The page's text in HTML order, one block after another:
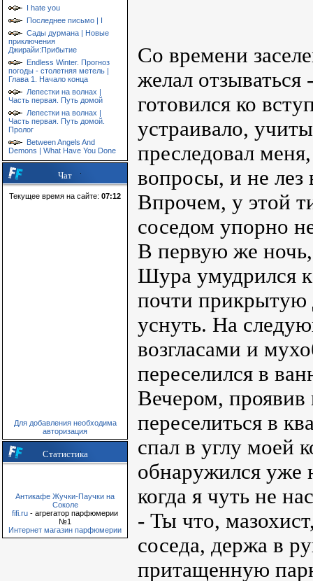
I hate you
Последнее письмо | I
Сады дурмана | Новые
приключения
Джирайи:Прибытие
Endless Winter. Прогноз
погоды - столетняя метель |
Глава 1. Начало конца
Лепестки на волнах |
Часть первая. Путь домой
Лепестки на волнах |
Часть первая. Путь домой.
Пролог
Between Angels And
Demons | What Have You Done
Чат
Текущее время на сайте: 07:12
Для добавления необходима
авторизация
Статистика
Антикафе Жучки-Паучки на
Соколе
fifi.ru - агрегатор парфюмерии
№1
Интернет магазин парфюмерии
Со времени
желал
готовился ко
устраивало,
преследовал
вопросы, и не
Впрочем, у этой
соседом упорно
В первую же
Шура умудрился
почти прикрытую
уснуть. На
возгласами и
переселился в
Вечером, проявив
переселиться в
спал в углу моей
обнаружился уже
когда я чуть не
- Ты что,
соседа, держа в
притащенную